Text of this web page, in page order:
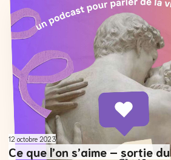
12 octobre 2023
Ce que l’on s’aime – sortie du